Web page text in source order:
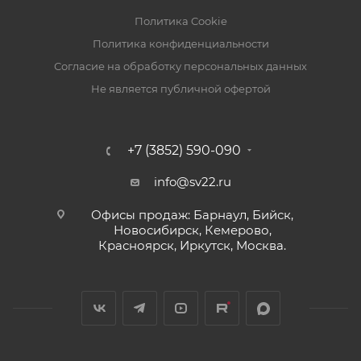
Монтажная коробка
Инструкция по эксплуатации
Монтажный комплект, саморез (креп. крышки)
Политика Cookie
Политика конфиденциальности
Согласие на обработку персональных данных
Не является публичной офертой
+7 (3852) 590-090
info@sv22.ru
Офисы продаж: Барнаул, Бийск,
Новосибирск, Кемерово,
Красноярск, Иркутск, Москва.